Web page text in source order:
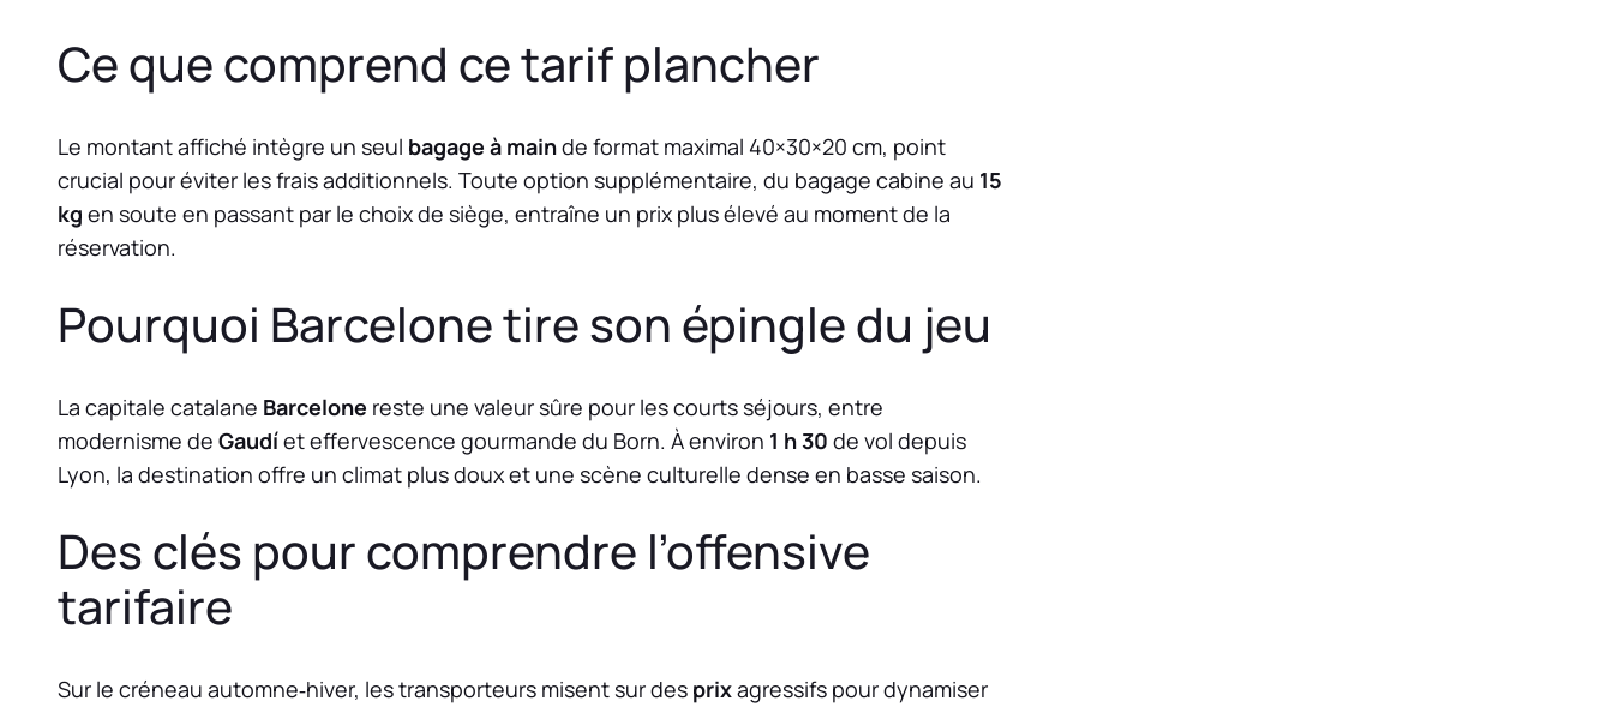
Ce que comprend ce tarif plancher
Le montant affiché intègre un seul bagage à mainde format maximal 40×30×20 cm, point
crucial pour éviter les frais additionnels. Toute option supplémentaire, du bagage cabine au 15
kg en soute en passant par le choix de siège, entraîne un prix plus élevé au moment de la
réservation.
Pourquoi Barcelone tire son épingle du jeu
La capitale catalane Barcelone reste une valeur sûre pour les courts séjours, entre
modernisme de Gaudíet effervescence gourmande du Born. À environ 1 h 30 de vol depuis
Lyon, la destination offre un climat plus doux et une scène culturelle dense en basse saison.
Des clés pour comprendre l’offensive
tarifaire
Sur le créneau automne‑hiver, les transporteurs misent sur des prixagressifs pour dynamiser